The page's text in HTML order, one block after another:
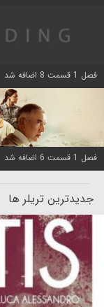
فصل 1 قسمت 8 اضافه شد
فصل 1 قسمت 6 اضافه شد
جدیدترین تریلر ها